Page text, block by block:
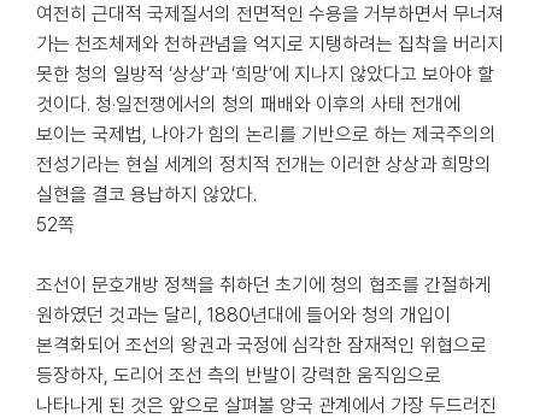
여전히 근대적 국제질서의 전면적인 수용을 거부하면서 무너져
가는 천조체제와 천하관념을 억지로 지탱하려는 집착을 버리지
못한 청의 일방적 ‘상상’과 ‘희망’에 지나지 않았다고 보아야 할
것이다. 청·일전쟁에서의 청의 패배와 이후의 사태 전개에
보이는 국제법, 나아가 힘의 논리를 기반으로 하는 제국주의의
전성기라는 현실 세계의 정치적 전개는 이러한 상상과 희망의
실현을 결코 용납하지 않았다.
52쪽
조선이 문호개방 정책을 취하던 초기에 청의 협조를 간절하게
원하였던 것과는 달리, 1880년대에 들어와 청의 개입이
본격화되어 조선의 왕권과 국정에 심각한 잠재적인 위협으로
등장하자, 도리어 조선 측의 반발이 강력한 움직임으로
나타나게 된 것은 앞으로 살펴볼 양국 관계에서 가장 두드러진